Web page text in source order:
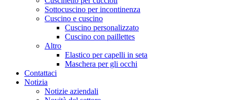
Sottocuscino per incontinenza
Cuscino e cuscino
Cuscino personalizzato
Cuscino con paillettes
Altro
Elastico per capelli in seta
Maschera per gli occhi
Contattaci
Notizia
Notizie aziendali